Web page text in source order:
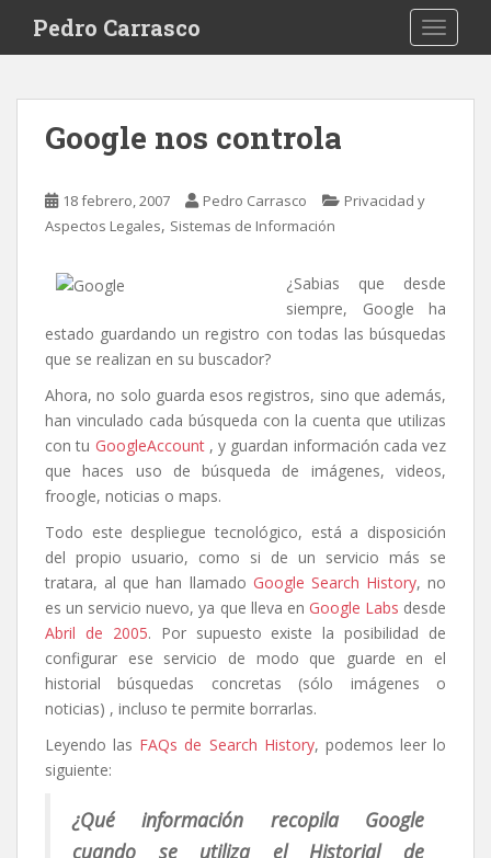
i
Pedro Carrasco
Google nos controla
18 febrero, 2007 Pedro Carrasco
Privacidad y
Aspectos Legales, Sistemas de Información
¿Sabias que desde
siempre, Google ha
estado guardando un registro con todas las búsquedas
que se realizan en su buscador?
Ahora, no solo guarda esos registros, sino que además,
han vinculado cada búsqueda con la cuenta que utilizas
con tu GoogleAccount, y guardan información cada vez
que haces uso de búsqueda de imágenes, videos,
froogle, noticias o maps.
Todo este despliegue tecnológico, está a disposición
del propio usuario, como si de un servicio más se
tratara, al que han llamado Google Search History, no
es un servicio nuevo, ya que lleva en Google Labs desde
Abril de 2005. Por supuesto existe la posibilidad de
configurar ese servicio de modo que guarde en el
historial búsquedas concretas (sólo imágenes o
noticias) , incluso te permite borrarlas.
Leyendo las FAQs de Search History, podemos leer lo
siguiente:
¿Qué información recopila Google
cuando se utiliza el Historial de